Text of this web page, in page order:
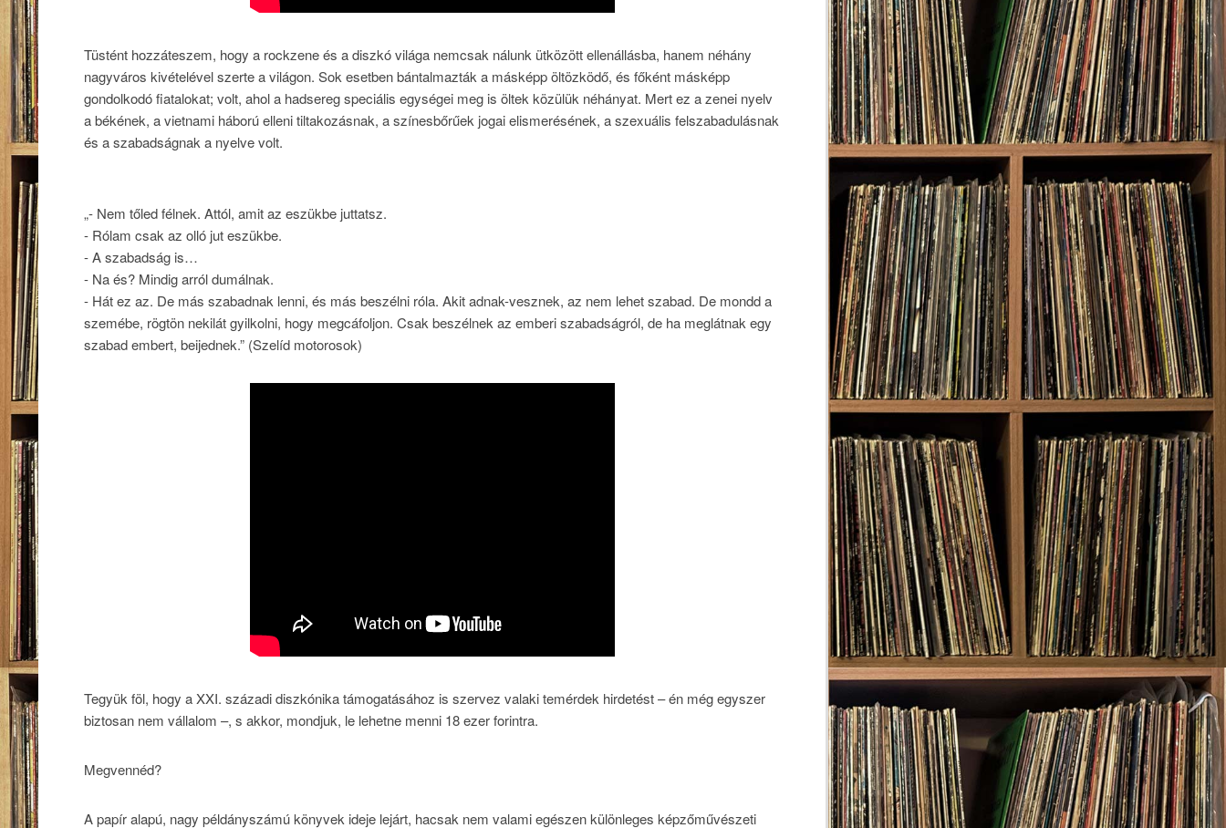
Tüstént hozzáteszem, hogy a rockzene és a diszkó világa nemcsak nálunk ütközött ellenállásba, hanem néhány
nagyváros kivételével szerte a világon. Sok esetben bántalmazták a másképp öltözködő, és főként másképp
gondolkodó fiatalokat; volt, ahol a hadsereg speciális egységei meg is öltek közülük néhányat. Mert ez a zenei nyelv
a békének, a vietnami háború elleni tiltakozásnak, a színesbőrűek jogai elismerésének, a szexuális felszabadulásnak
és a szabadságnak a nyelve volt.
„- Nem tőled félnek. Attól, amit az eszükbe juttatsz.
- Rólam csak az olló jut eszükbe.
- A szabadság is…
- Na és? Mindig arról dumálnak.
- Hát ez az. De más szabadnak lenni, és más beszélni róla. Akit adnak-vesznek, az nem lehet szabad. De mondd a
szemébe, rögtön nekilát gyilkolni, hogy megcáfoljon. Csak beszélnek az emberi szabadságról, de ha meglátnak egy
szabad embert, beijednek.” (Szelíd motorosok)
Tegyük föl, hogy a XXI. századi diszkónika támogatásához is szervez valaki temérdek hirdetést – én még egyszer
biztosan nem vállalom –, s akkor, mondjuk, le lehetne menni 18 ezer forintra.
Megvennéd?
A papír alapú, nagy példányszámú könyvek ideje lejárt, hacsak nem valami egészen különleges képzőművészeti